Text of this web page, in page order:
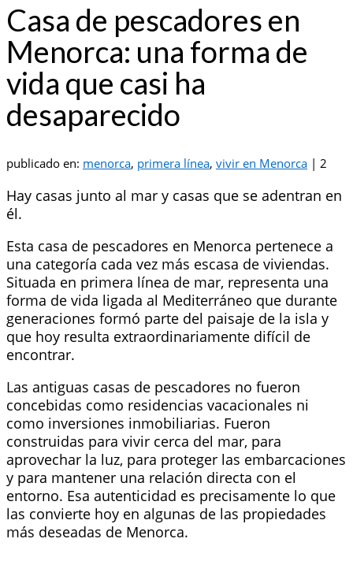
Casa de pescadores en
Menorca: una forma de
vida que casi ha
desaparecido
publicado en: menorca, primera línea, vivir en Menorca | 2
Hay casas junto al mar y casas que se adentran en
él.
Esta casa de pescadores en Menorca pertenece a
una categoría cada vez más escasa de viviendas.
Situada en primera línea de mar, representa una
forma de vida ligada al Mediterráneo que durante
generaciones formó parte del paisaje de la isla y
que hoy resulta extraordinariamente difícil de
encontrar.
Las antiguas casas de pescadores no fueron
concebidas como residencias vacacionales ni
como inversiones inmobiliarias. Fueron
construidas para vivir cerca del mar, para
aprovechar la luz, para proteger las embarcaciones
y para mantener una relación directa con el
entorno. Esa autenticidad es precisamente lo que
las convierte hoy en algunas de las propiedades
más deseadas de Menorca.